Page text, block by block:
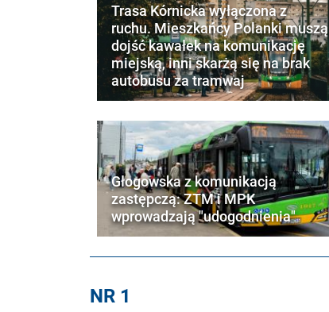
Trasa Kórnicka wyłączona z
ruchu. Mieszkańcy Polanki muszą
dojść kawałek na komunikację
miejską, inni skarżą się na brak
autobusu za tramwaj
Głogowska z komunikacją
zastępczą: ZTM i MPK
wprowadzają "udogodnienia"
NR 1